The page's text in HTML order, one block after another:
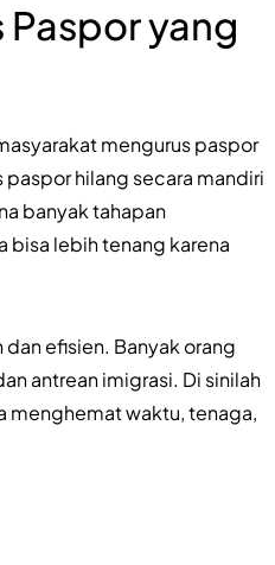
yang
mengurus paspor
hilang secara mandiri
banyak tahapan
bisa lebih tenang karena
efisien. Banyak orang
antrean imigrasi. Di sinilah
menghemat waktu, tenaga,